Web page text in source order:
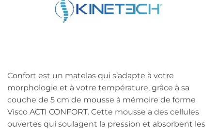
Confort est un matelas qui s’adapte à votre
morphologie et à votre température, grâce à sa
couche de 5 cm de mousse à mémoire de forme
Visco ACTI CONFORT. Cette mousse a des cellules
ouvertes qui soulagent la pression et absorbent les